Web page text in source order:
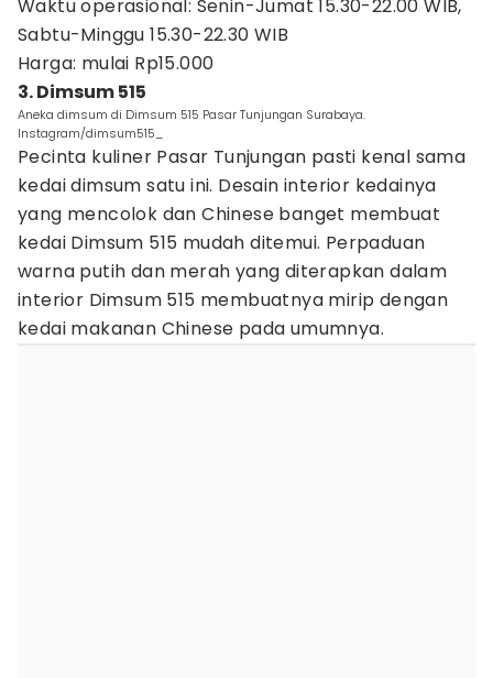
Waktu operasional: Senin-Jumat 15.30-22.00 WIB,
Sabtu-Minggu 15.30-22.30 WIB
Harga: mulai Rp15.000
3. Dimsum 515
Aneka dimsum di Dimsum 515 Pasar Tunjungan Surabaya.
Instagram/dimsum515_
Pecinta kuliner Pasar Tunjungan pasti kenal sama
kedai dimsum satu ini. Desain interior kedainya
yang mencolok dan Chinese banget membuat
kedai Dimsum 515 mudah ditemui. Perpaduan
warna putih dan merah yang diterapkan dalam
interior Dimsum 515 membuatnya mirip dengan
kedai makanan Chinese pada umumnya.